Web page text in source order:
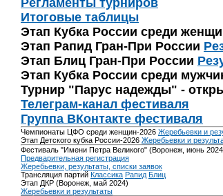
Регламенты турниров
Итоговые таблицы
Этап Кубка России среди
Этап Рапид Гран-При России
Этап Блиц Гран-При России
Этап Кубка России среди
Турнир "Парус надежды" -
Телеграм-канал фестиваля
Группа ВКонтакте фестиваля
Чемпионаты ЦФО среди женщин-2026 Жеребьевки и
Этап Детского кубка России-2026 Жеребьевки и
Фестиваль "Имени Петра Великого" (Воронеж, июнь
Предварительная регистрация
Жеребьевки, результаты, списки заявок
Трансляция партий Классика Рапид Блиц
Этап ДКР (Воронеж, май 2024)
Жеребьевки и результаты